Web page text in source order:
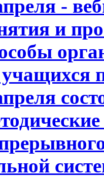
-
и
учащихся